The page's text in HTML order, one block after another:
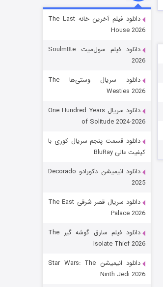
قسمت
رویایی برای تو
قسمت
دانلود فیلم آخرین خانه The Last
House 2026
دانلود فیلم سول‌میت Soulm8te
2026
دانلود سریال وستی‌ها The
Westies 2026
دانلود سریال One Hundred Years
of Solitude 2024-2026
دانلود قسمت پنجم سریال کوری با
کیفیت عالی BluRay
دانلود انیمیشن دکورادو Decorado
2025
دانلود سریال قصر شرقی The East
Palace 2026
دانلود فیلم سارق گوشه گیر The
Isolate Thief 2026
دانلود انیمیشن Star Wars: The
Ninth Jedi 2026